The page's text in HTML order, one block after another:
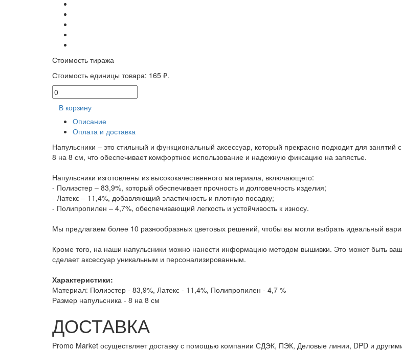
Стоимость тиража
Стоимость единицы товара: 165 ₽.
В корзину
Описание
Оплата и доставка
Напульсники – это стильный и функциональный аксессуар, который прекрасно подходит для занятий
8 на 8 см, что обеспечивает комфортное использование и надежную фиксацию на запястье.
Напульсники изготовлены из высококачественного материала, включающего:
- Полиэстер – 83,9%, который обеспечивает прочность и долговечность изделия;
- Латекс – 11,4%, добавляющий эластичность и плотную посадку;
- Полипропилен – 4,7%, обеспечивающий легкость и устойчивость к износу.
Мы предлагаем более 10 разнообразных цветовых решений, чтобы вы могли выбрать идеальный
Кроме того, на наши напульсники можно нанести информацию методом вышивки. Это может быть
сделает аксессуар уникальным и персонализированным.
Характеристики:
Материал: Полиэстер - 83,9%, Латекс - 11,4%, Полипропилен - 4,7 %
Размер напульсника - 8 на 8 см
ДОСТАВКА
Promo Market осуществляет доставку с помощью компании СДЭК, ПЭК, Деловые линии, DPD и